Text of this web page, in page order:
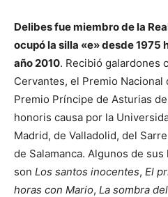
Delibes fue miembro de la
ocupó la silla «e» desde 1975
año 2010. Recibió galardones
Cervantes, el Premio Nacional
Premio Príncipe de Asturias
honoris causa por la
Madrid, de Valladolid, del
de Salamanca. Algunos de
son Los santos inocentes, El
horas con Mario, La sombra